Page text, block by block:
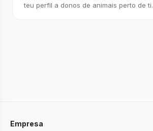
teu perfil a donos de animais perto de ti.
Empresa